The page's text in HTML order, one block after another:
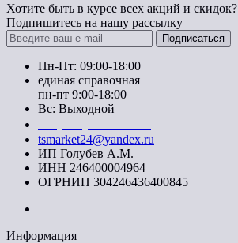
Хотите быть в курсе всех акций и скидок?
Подпишитесь на нашу рассылку
Подписаться
Пн-Пт: 09:00-18:00
единая справочная
пн-пт 9:00-18:00
Вс: Выходной
tsmarket24@yandex.ru
ИП Голубев А.М.
ИНН 246400004964
ОГРНИП 304246436400845
Информация